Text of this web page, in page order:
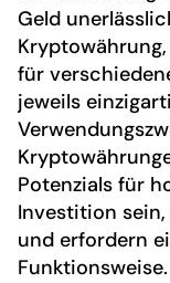
Geld
für
jeweils
Potenzials für
Investition
und erfordern
Funktionsweise.